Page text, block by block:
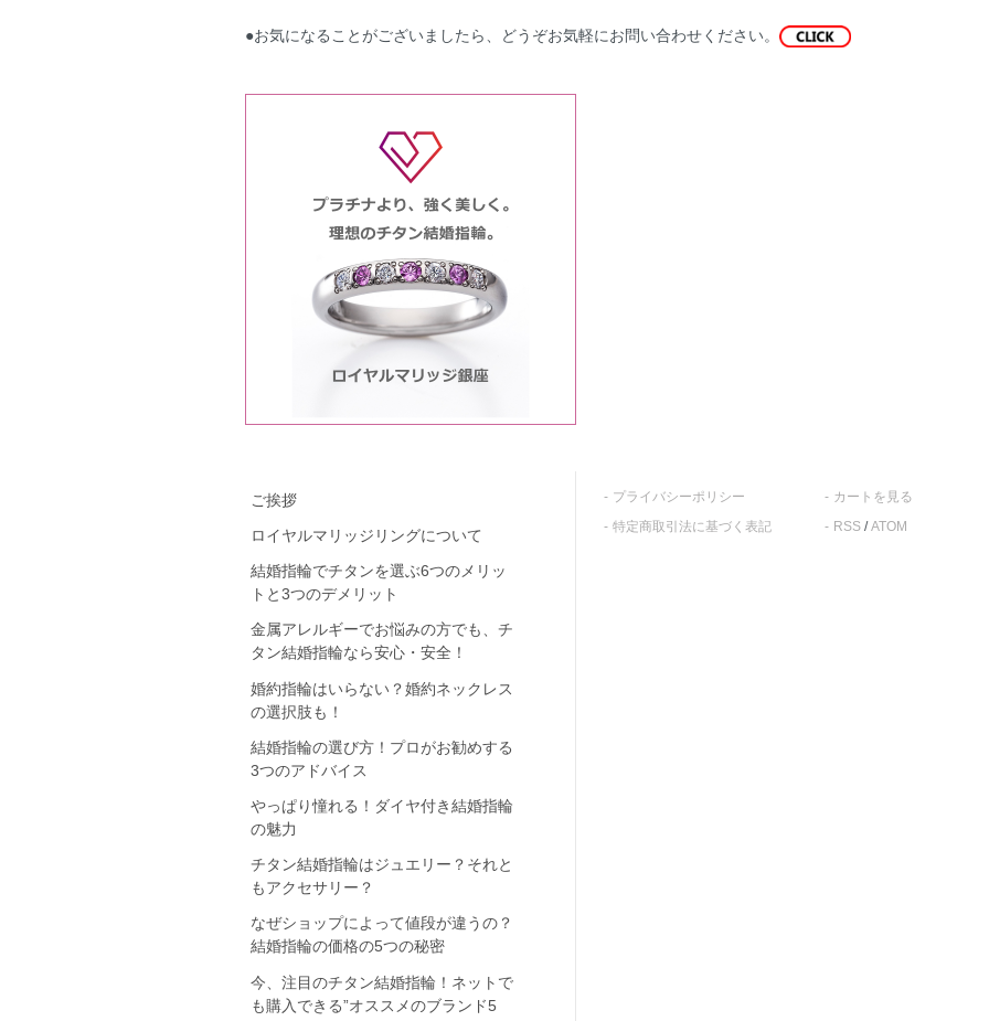
●お気になることがございましたら、どうぞお気軽にお問い合わせください。
ご挨拶
ロイヤルマリッジリングについて
結婚指輪でチタンを選ぶ6つのメリッ
トと3つのデメリット
金属アレルギーでお悩みの方でも、チ
タン結婚指輪なら安心・安全！
婚約指輪はいらない？婚約ネックレス
の選択肢も！
結婚指輪の選び方！プロがお勧めする
3つのアドバイス
やっぱり憧れる！ダイヤ付き結婚指輪
の魅力
チタン結婚指輪はジュエリー？それと
もアクセサリー？
なぜショップによって値段が違うの？
結婚指輪の価格の5つの秘密
今、注目のチタン結婚指輪！ネットで
も購入できる”オススメのブランド5
プライバシーポリシー
特定商取引法に基づく表記
カートを見る
RSS/ATOM